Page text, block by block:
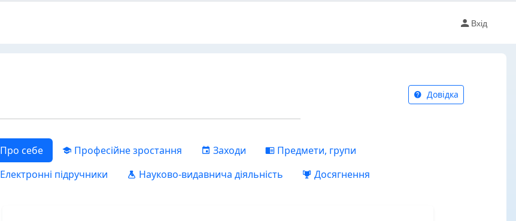
Вхід
Довідка
Про себе Професійне зростання Заходи
Предмети, групи
Електронні підручники
Науково-видавнича діяльність Досягнення